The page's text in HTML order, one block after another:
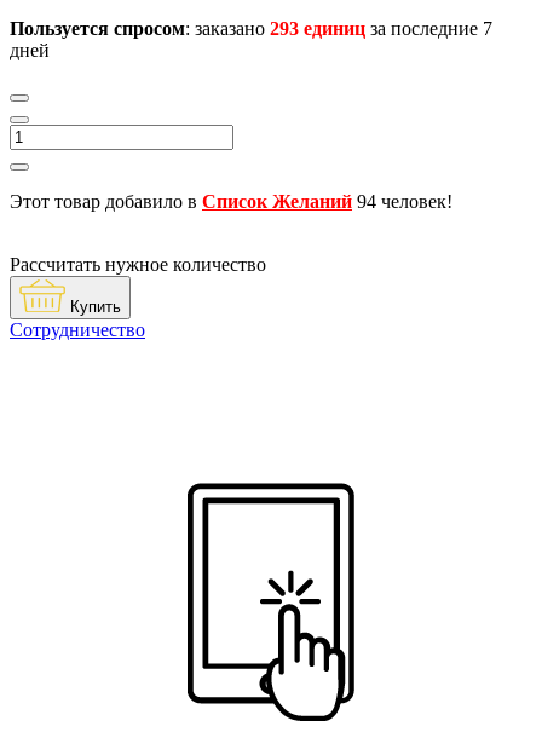
Пользуется спросом: заказано 293 единиц за последние 7
дней
Этот товар добавило в Список Желаний 94 человек!
Рассчитать нужное количество
Купить
Сотрудничество